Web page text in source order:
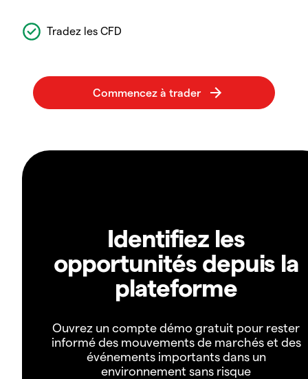
Tradez les CFD
Identifiez les
opportunités depuis la
plateforme
Ouvrez un compte démo gratuit pour rester
informé des mouvements de marchés et des
événements importants dans un
environnement sans risque